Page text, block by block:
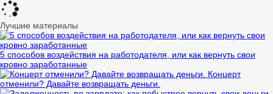
Лучшие материалы
5 способов воздействия на работодателя, или как вернуть свои
кровно заработанные
Концерт
отменили? Давайте возвращать деньги.